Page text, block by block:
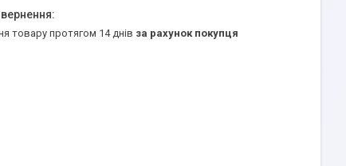
товару протягом 14 днів за рахунок покупця